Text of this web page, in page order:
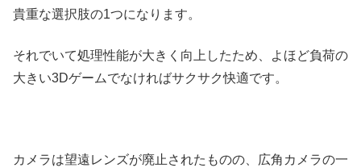
貴重な選択肢の1つになります。
それでいて処理性能が大きく向上したため、よほど負荷の
大きい3Dゲームでなければサクサク快適です。
カメラは望遠レンズが廃止されたものの、広角カメラの一